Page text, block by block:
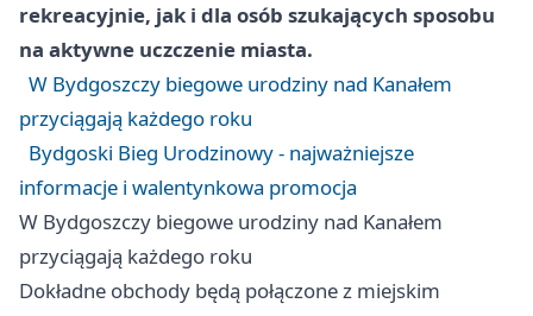
rekreacyjnie, jak i dla osób szukających sposobu
na aktywne uczczenie miasta.
W Bydgoszczy biegowe urodziny nad Kanałem
przyciągają każdego roku
Bydgoski Bieg Urodzinowy - najważniejsze
informacje i walentynkowa promocja
W Bydgoszczy biegowe urodziny nad Kanałem
przyciągają każdego roku
Dokładne obchody będą połączone z miejskim